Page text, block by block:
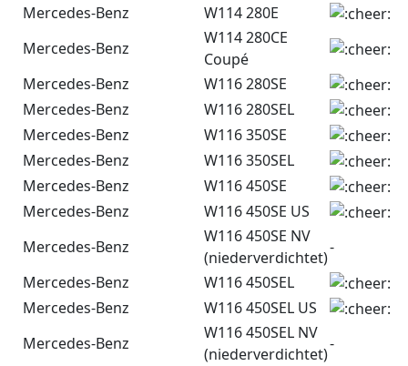
Mercedes-Benz
W114 280E
Mercedes-Benz
W114 280CE
Coupé
Mercedes-Benz
W116 280SE
Mercedes-Benz
W116 280SEL
Mercedes-Benz
W116 350SE
Mercedes-Benz
W116 350SEL
Mercedes-Benz
W116 450SE
Mercedes-Benz
W116 450SE US
Mercedes-Benz
W116 450SE NV
(niederverdichtet)
-
Mercedes-Benz
W116 450SEL
Mercedes-Benz
W116 450SEL US
Mercedes-Benz
W116 450SEL NV
(niederverdichtet)
-